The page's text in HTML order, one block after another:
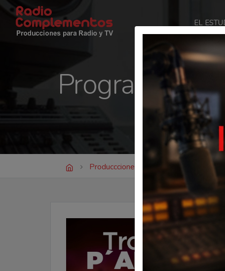
Radio Complementos
EL
Programas
Produccciones Programas Enlatados